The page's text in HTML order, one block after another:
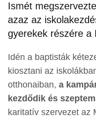
Ismét
azaz az
gyerekek részére a
Idén a baptisták
kiosztani az
otthonaiban, a
kezdődik és
karitatív szervezet az